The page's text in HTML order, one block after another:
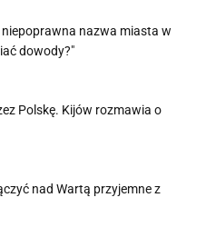
nazwa miasta w
dowody?"
Polskę. Kijów rozmawia o
nad Wartą przyjemne z